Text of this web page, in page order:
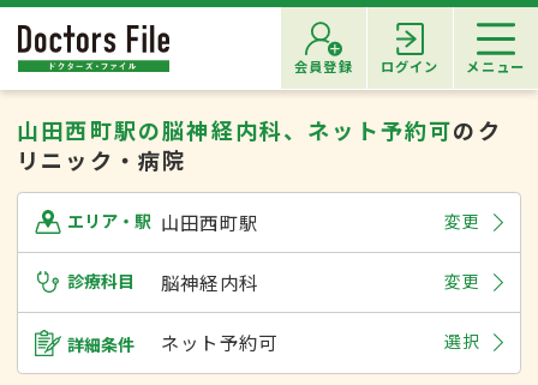
会員登録 ログイン メニュー
山田西町駅の脳神経内科、ネット予約可のク
リニック・病院
エリア・駅 山田西町駅 変更
診療科目 脳神経内科 変更
詳細条件 ネット予約可 選択